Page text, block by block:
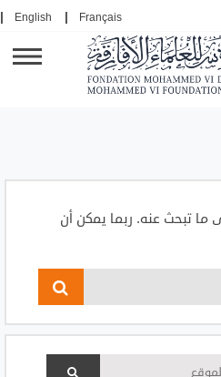
Français
English
ما تبحث عنه. ربما يمكن أن